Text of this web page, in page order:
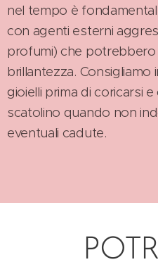
nel tempo è
con agenti esterni
profumi) che potrebbero
brillantezza. Consigliamo
gioielli prima di coricarsi
scatolino quando non
eventuali cadute.